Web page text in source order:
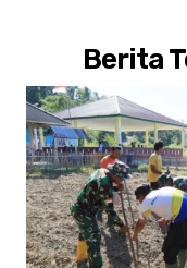
Berita